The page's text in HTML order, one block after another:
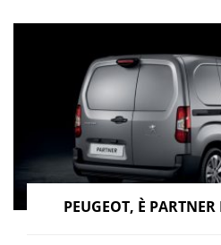
PEUGEOT, È PARTNER